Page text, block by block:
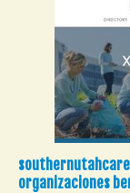
organizaciones